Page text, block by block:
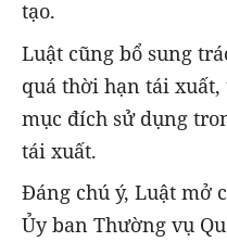
tạo.
Luật cũng bổ sung
quá thời hạn tái
mục đích sử dụng
tái xuất.
Đáng chú ý, Luật mở
Ủy ban Thường vụ